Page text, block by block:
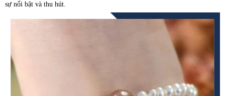
sự nổi bật và thu hút.